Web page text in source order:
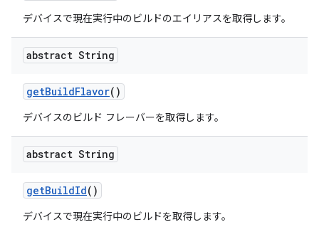
デバイスで現在実行中のビルドのエイリアスを取得します。
abstract String
getBuildFlavor()
デバイスのビルド フレーバーを取得します。
abstract String
getBuildId()
デバイスで現在実行中のビルドを取得します。